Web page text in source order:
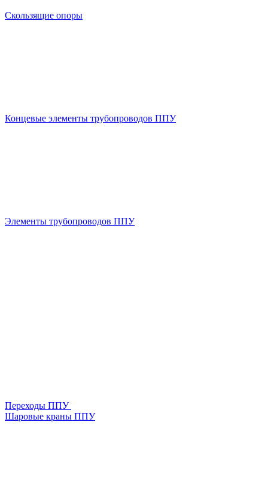
Скользящие опоры
Концевые элементы трубопроводов ППУ
Элементы трубопроводов ППУ
Переходы ППУ
Шаровые краны ППУ